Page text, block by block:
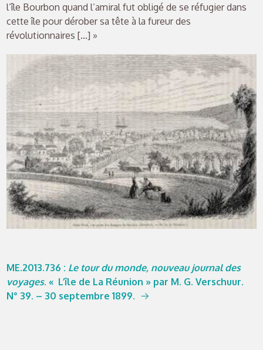
l’île Bourbon quand l’amiral fut obligé de se réfugier dans
cette île pour dérober sa tête à la fureur des
révolutionnaires […] »
ME.2013.736 : Le tour du monde, nouveau journal des
voyages. « L’île de La Réunion » par M. G. Verschuur.
N° 39. – 30 septembre 1899.